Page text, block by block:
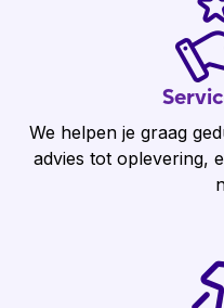
We helpen je graag
advies tot oplevering,